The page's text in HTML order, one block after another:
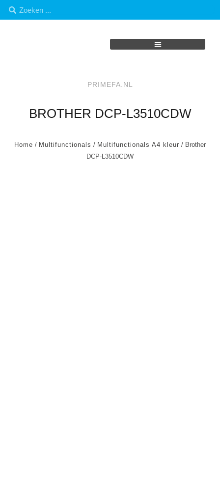
PRIMEFA.NL
BROTHER DCP-L3510CDW
Home / Multifunctionals / Multifunctionals A4 kleur / Brother
DCP-L3510CDW